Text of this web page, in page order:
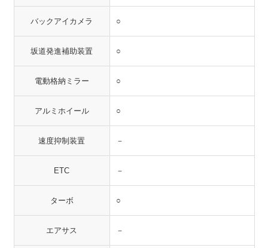
バックアイカメラ ○
坂道発進補助装置 ○
電動格納ミラー ○
アルミホイール ○
速度抑制装置 －
ETC －
ターボ ○
エアサス －